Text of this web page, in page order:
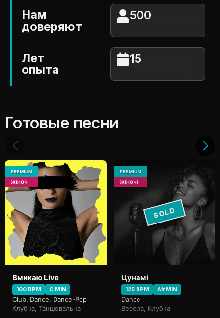
Нам
доверяют
500
Лет
опыта
15
Готовые песни
PREMIUM
ЖІНОЧІ
Вмикаю Live
100 BPM C MIN
Club, Dance, Dance-Pop
Клубна, Танцювальна
PREMIUM
ЖІНОЧІ
SOLD
Цунамі
125 BPM A# MIN
Dance
Весела, Клубна